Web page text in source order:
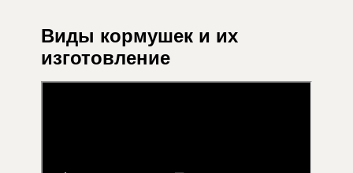
Виды кормушек и их
изготовление